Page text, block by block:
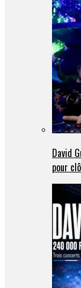
David
pour